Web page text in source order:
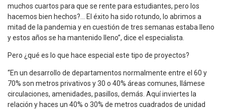
muchos cuartos para que se rente para estudiantes, pero los
hacemos bien hechos?… El éxito ha sido rotundo, lo abrimos a
mitad de la pandemia y en cuestión de tres semanas estaba lleno
y estos años se ha mantenido lleno”, dice el especialista.
Pero ¿qué es lo que hace especial este tipo de proyectos?
“En un desarrollo de departamentos normalmente entre el 60 y
70% son metros privativos y 30 o 40% áreas comunes, llámese
circulaciones, amenidades, pasillos, demás. Aquí inviertes la
relación y haces un 40% o 30% de metros cuadrados de unidad